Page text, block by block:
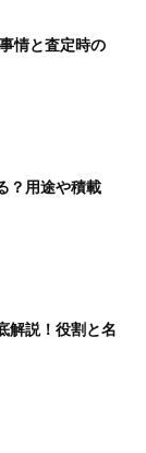
情と査定時の
？用途や積載
解説！役割と名